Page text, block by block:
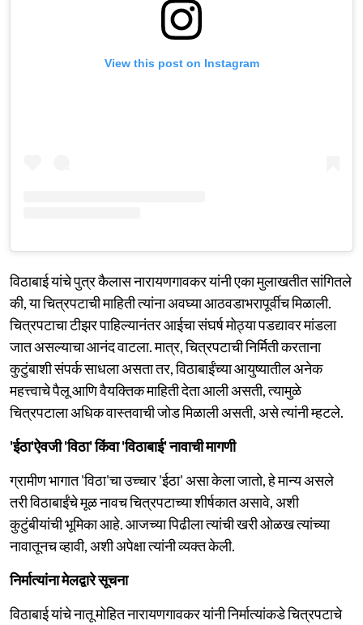
View this post on Instagram
विठाबाई यांचे पुत्र कैलास नारायणगावकर यांनी एका मुलाखतीत सांगितले
की, या चित्रपटाची माहिती त्यांना अवघ्या आठवडाभरापूर्वीच मिळाली.
चित्रपटाचा टीझर पाहिल्यानंतर आईचा संघर्ष मोठ्या पडद्यावर मांडला
जात असल्याचा आनंद वाटला. मात्र, चित्रपटाची निर्मिती करताना
कुटुंबाशी संपर्क साधला असता तर, विठाबाईंच्या आयुष्यातील अनेक
महत्त्वाचे पैलू आणि वैयक्तिक माहिती देता आली असती, त्यामुळे
चित्रपटाला अधिक वास्तवाची जोड मिळाली असती, असे त्यांनी म्हटले.
'ईठा'ऐवजी 'विठा' किंवा 'विठाबाई' नावाची मागणी
ग्रामीण भागात 'विठा'चा उच्चार 'ईठा' असा केला जातो, हे मान्य असले
तरी विठाबाईंचे मूळ नावच चित्रपटाच्या शीर्षकात असावे, अशी
कुटुंबीयांची भूमिका आहे. आजच्या पिढीला त्यांची खरी ओळख त्यांच्या
नावातूनच व्हावी, अशी अपेक्षा त्यांनी व्यक्त केली.
निर्मात्यांना मेलद्वारे सूचना
विठाबाई यांचे नातू मोहित नारायणगावकर यांनी निर्मात्यांकडे चित्रपटाचे